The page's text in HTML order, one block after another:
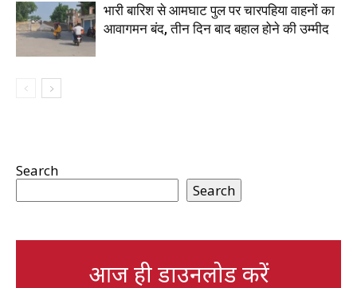
भारी बारिश से आमघाट पुल पर चारपहिया वाहनों का
आवागमन बंद, तीन दिन बाद बहाल होने की उम्मीद
Search
Search
आज ही डाउनलोड करें